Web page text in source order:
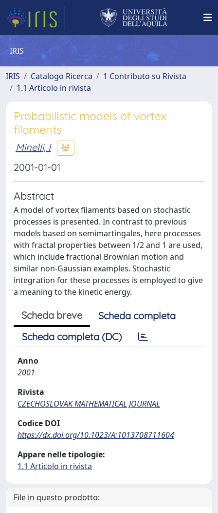
IRIS
IRIS Catalogo Ricerca
1 Contributo su Rivista
1.1 Articolo in rivista
Probabilistic models of vortex
filaments
Minelli, I
2001-01-01
Abstract
A model of vortex filaments based on stochastic
processes is presented. In contrast to previous
models based on semimartingales, here processes
with fractal properties between 1/2 and 1 are used,
which include fractional Brownian motion and
similar non-Gaussian examples. Stochastic
integration for these processes is employed to give
a meaning to the kinetic energy.
Scheda breve
Scheda completa
Scheda completa (DC)
Anno
2001
Rivista
CZECHOSLOVAK MATHEMATICAL JOURNAL
Codice DOI
https://dx.doi.org/10.1023/A:1013708711604
Appare nelle tipologie:
1.1 Articolo in rivista
File in questo prodotto: